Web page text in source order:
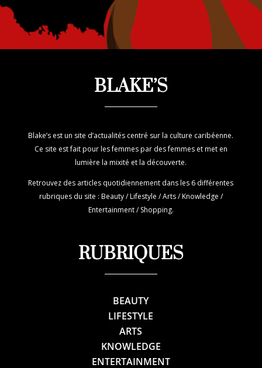
BLAKE’S
Blake’s est un site d’actualités centré sur la culture caribéenne.
Ce site est fait pour les femmes par des femmes et met en
lumière la mixité et la découverte.
Retrouvez des articles quotidiennement dans les 6 différentes
rubriques du site : Beauty / Lifestyle / Arts / Knowledge /
Entertainment / Shopping.
RUBRIQUES
BEAUTY
LIFESTYLE
ARTS
KNOWLEDGE
ENTERTAINMENT